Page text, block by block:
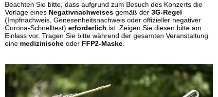
Beachten Sie bitte, dass aufgrund zum Besuch des Konzerts die
Vorlage eines Negativnachweises gemäß der 3G-Regel
(Impfnachweis, Genesenheitsnachweis oder offizieller negativer
Corona-Schnelltest) erforderlich ist. Zeigen Sie diesen bitte am
Einlass vor. Tragen Sie bitte während der gesamten Veranstaltung
eine medizinische oder FFP2-Maske